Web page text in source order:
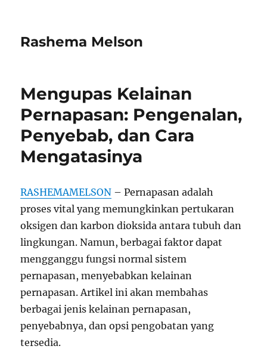
Rashema Melson
Mengupas Kelainan
Pernapasan: Pengenalan,
Penyebab, dan Cara
Mengatasinya
RASHEMAMELSON – Pernapasan adalah
proses vital yang memungkinkan pertukaran
oksigen dan karbon dioksida antara tubuh dan
lingkungan. Namun, berbagai faktor dapat
mengganggu fungsi normal sistem
pernapasan, menyebabkan kelainan
pernapasan. Artikel ini akan membahas
berbagai jenis kelainan pernapasan,
penyebabnya, dan opsi pengobatan yang
tersedia.